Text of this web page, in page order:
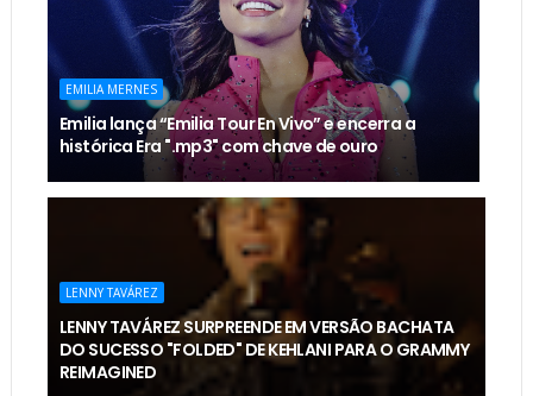
EMILIA MERNES
Emilia lança “Emilia Tour En Vivo” e encerra a
histórica Era ".mp3" com chave de ouro
LENNY TAVÁREZ
LENNY TAVÁREZ SURPREENDE EM VERSÃO BACHATA
DO SUCESSO "FOLDED" DE KEHLANI PARA O GRAMMY
REIMAGINED